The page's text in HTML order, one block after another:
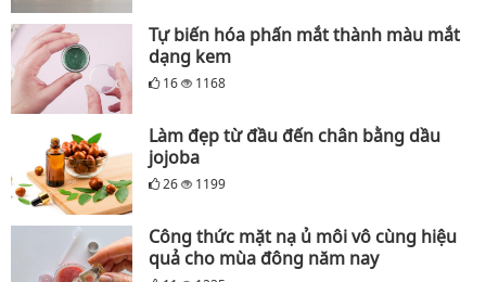
Tự biến hóa phấn mắt thành màu mắt
dạng kem
16 1168
Làm đẹp từ đầu đến chân bằng dầu
jojoba
26 1199
Công thức mặt nạ ủ môi vô cùng hiệu
quả cho mùa đông năm nay